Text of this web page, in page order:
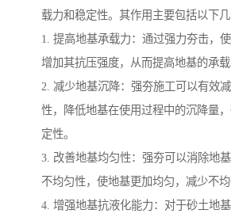
载力和稳定性。其作用主要包括以下几
1. 提高地基承载力：通过强力夯击，使
增加其抗压强度，从而提高地基的承载
2. 减少地基沉降：强夯施工可以有效
性，降低地基在使用过程中的沉降量
定性。
3. 改善地基均匀性：强夯可以消除地
不均匀性，使地基更加均匀，减少不均
4. 增强地基抗液化能力：对于砂土地